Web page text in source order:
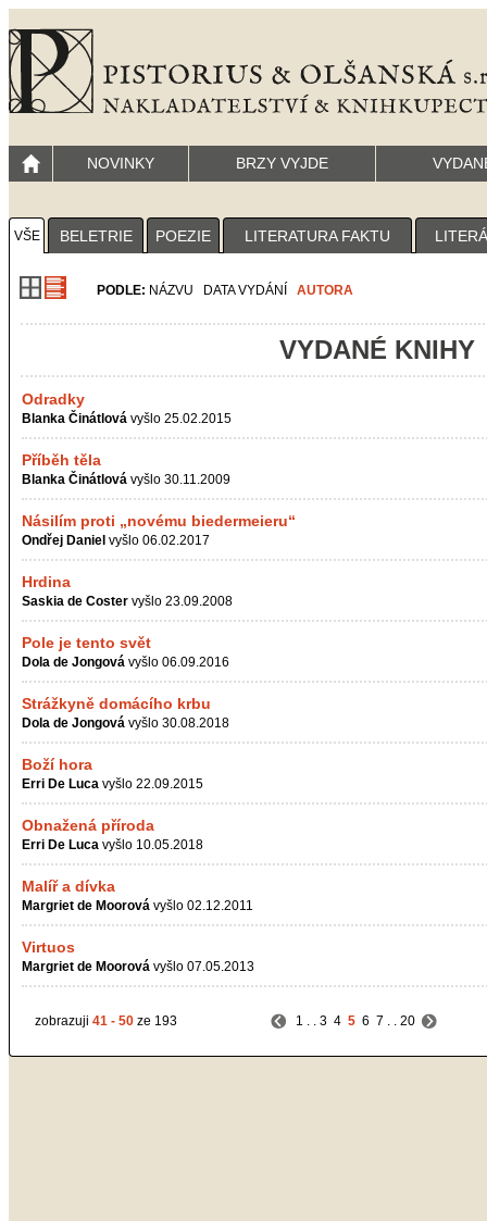
NOVINKY BRZY VYJDE
VŠE BELETRIE POEZIE LITERATURA FAKTU
PODLE: NÁZVU DATA VYDÁNÍ AUTORA
VYDANÉ KNIHY
Odradky
Blanka Činátlová vyšlo 25.02.2015
Příběh těla
Blanka Činátlová vyšlo 30.11.2009
Násilím proti „novému biedermeieru“
Ondřej Daniel vyšlo 06.02.2017
Hrdina
Saskia de Coster vyšlo 23.09.2008
Pole je tento svět
Dola de Jongová vyšlo 06.09.2016
Strážkyně domácího krbu
Dola de Jongová vyšlo 30.08.2018
Boží hora
Erri De Luca vyšlo 22.09.2015
Obnažená příroda
Erri De Luca vyšlo 10.05.2018
Malíř a dívka
Margriet de Moorová vyšlo 02.12.2011
Virtuos
Margriet de Moorová vyšlo 07.05.2013
zobrazuji 41 - 50 ze 193 1 . . 3 4 5 6 7 . . 20